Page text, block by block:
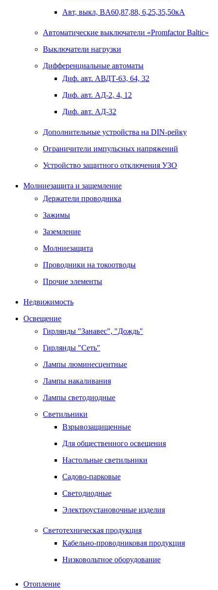
Авт, выкл, BA60,87,88, 6,25,35,50кА
Автоматические выключатели «Promfactor Baltic»
Выключатели нагрузки
Дифференциальные автоматы
Диф. авт. АВДТ-63, 64, 32
Диф. авт. АД-2, 4, 12
Диф. авт. АД-32
Дополнительные устройства на DIN-рейку
Ограничители импульсных напряжений
Устройство защитного отключения УЗО
Молниезащита и защемление
Держатели проводника
Зажимы
Заземление
Молниезащита
Проводники на токоотводы
Прочие элементы
Недвижимость
Освещение
Гирлянды "Занавес", "Дождь"
Гирлянды "Сеть"
Лампы люминесцентные
Лампы накаливания
Лампы светодиодные
Светильники
Взрывозащищенные
Для общественного освещения
Настольные светильники
Садово-парковые
Светодиодные
Электроустановочные изделия
Светотехническая продукция
Кабельно-проводниковая продукция
Низковольтное оборудование
Отопление